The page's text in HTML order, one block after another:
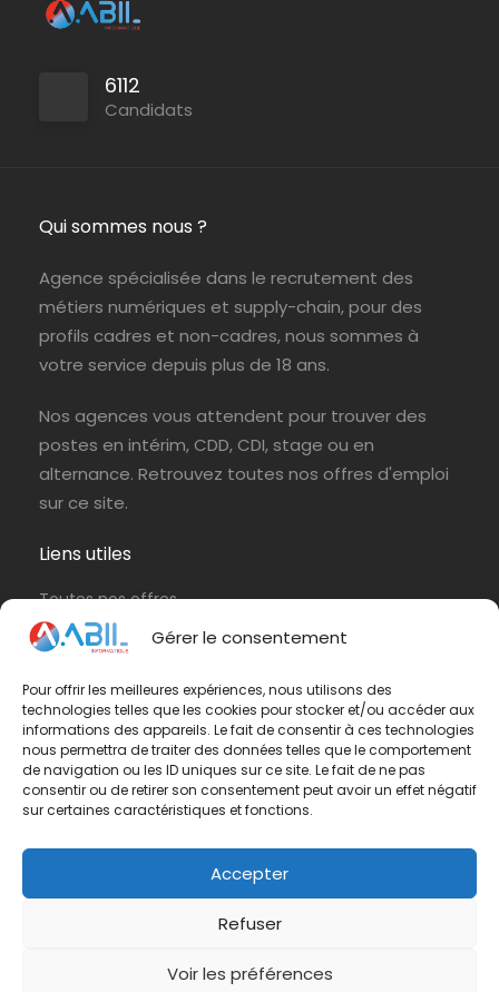
Gérer le consentement
Pour offrir les meilleures expériences, nous utilisons des
technologies telles que les cookies pour stocker et/ou accéder aux
informations des appareils. Le fait de consentir à ces technologies
nous permettra de traiter des données telles que le comportement
de navigation ou les ID uniques sur ce site. Le fait de ne pas
consentir ou de retirer son consentement peut avoir un effet négatif
sur certaines caractéristiques et fonctions.
Accepter
Refuser
Voir les préférences
6112
Candidats
Qui sommes nous ?
Agence spécialisée dans le recrutement des
métiers numériques et supply-chain, pour des
profils cadres et non-cadres, nous sommes à
votre service depuis plus de 18 ans.
Nos agences vous attendent pour trouver des
postes en intérim, CDD, CDI, stage ou en
alternance. Retrouvez toutes nos offres d'emploi
sur ce site.
Liens utiles
Toutes nos offres
Protection de vos données personnelles
Contactez-nous
Vous avez une question ? N'hésitez pas à nous
contacterpar e-mailou par téléphone.
Téléphone :01 42 65 79 75
© Groupe ABIL. Tous droits réservés